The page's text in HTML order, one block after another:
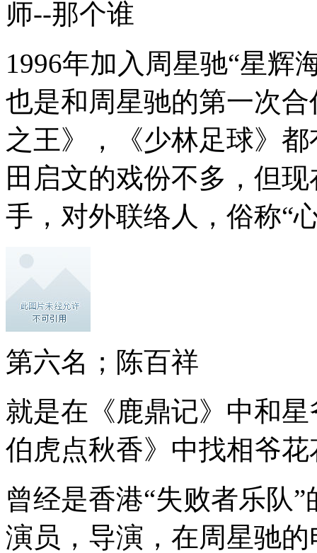
师--那个谁
1996年加入周星驰“星辉
也是和周星驰的第一次
之王》，《少林足球》
田启文的戏份不多，但
手，对外联络人，俗称“
第六名；陈百祥
就是在《鹿鼎记》中和
伯虎点秋香》中找相爷花
曾经是香港“失败者乐队
演员，导演，在周星驰